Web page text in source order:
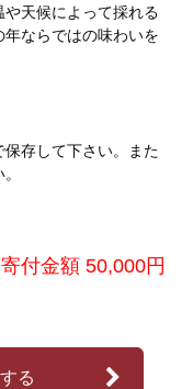
天候によって採れる
ならではの味わいを
保存して下さい。また
寄付金額 50,000円
る